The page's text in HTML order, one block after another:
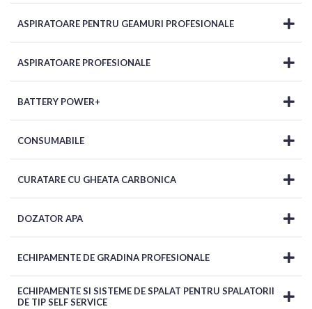
ASPIRATOARE PENTRU GEAMURI PROFESIONALE
ASPIRATOARE PROFESIONALE
BATTERY POWER+
CONSUMABILE
CURATARE CU GHEATA CARBONICA
DOZATOR APA
ECHIPAMENTE DE GRADINA PROFESIONALE
ECHIPAMENTE SI SISTEME DE SPALAT PENTRU SPALATORII
DE TIP SELF SERVICE